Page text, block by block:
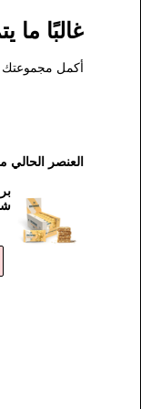
غالبًا ما
أكمل
العنصر الحالي